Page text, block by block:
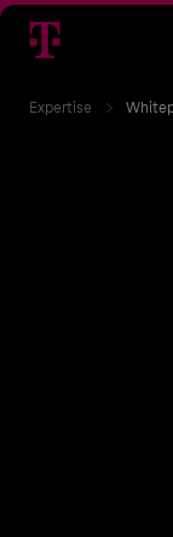
Expertise